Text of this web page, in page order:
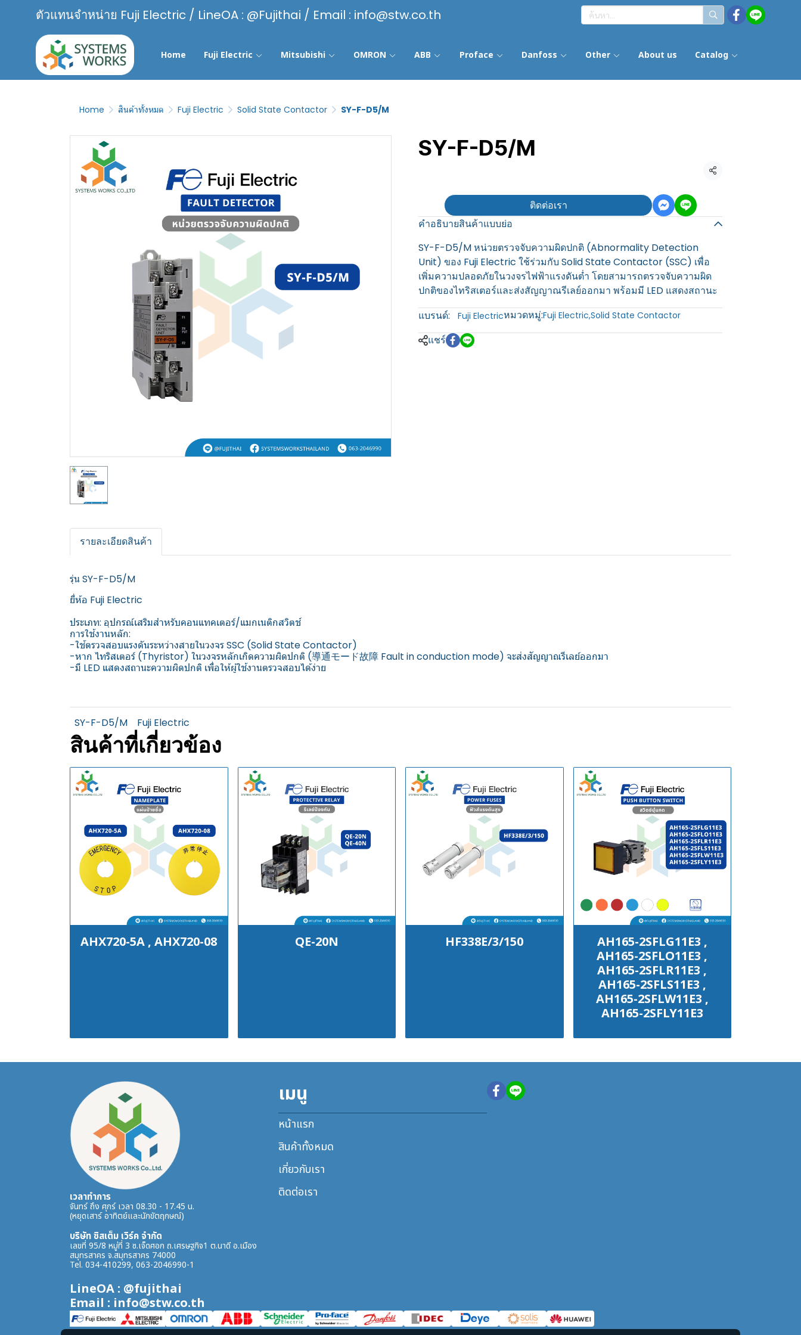
ตัวแทนจำหน่าย Fuji Electric / LineOA : @Fujithai / Email : info@stw.co.th
Home Fuji Electric Mitsubishi OMRON ABB Proface Danfoss Other About us Catalog
Home สินค้าทั้งหมด Fuji Electric Solid State Contactor SY-F-D5/M
SY-F-D5/M
แชร์
ติดต่อเรา
คำอธิบายสินค้าแบบย่อ
SY-F-D5/M หน่วยตรวจจับความผิดปกติ (Abnormality Detection
Unit) ของ Fuji Electric ใช้ร่วมกับ Solid State Contactor (SSC) เพื่อ
เพิ่มความปลอดภัยในวงจรไฟฟ้าแรงดันต่ำ โดยสามารถตรวจจับความผิด
ปกติของไทริสเตอร์และส่งสัญญาณรีเลย์ออกมา พร้อมมี LED แสดงสถานะ
แบรนด์:
Fuji Electricหมวดหมู่:Fuji Electric,Solid State Contactor
แชร์
รายละเอียดสินค้า
รุ่น SY-F-D5/M
ยี่ห้อ Fuji Electric
ประเภท: อุปกรณ์เสริมสำหรับคอนแทคเตอร์/แมกเนติกสวิตช์
การใช้งานหลัก:
-ใช้ตรวจสอบแรงดันระหว่างสายในวงจร SSC (Solid State Contactor)
-หาก ไทริสเตอร์ (Thyristor) ในวงจรหลักเกิดความผิดปกติ (導通モード故障 Fault in conduction mode) จะส่งสัญญาณรีเลย์ออกมา
-มี LED แสดงสถานะความผิดปกติ เพื่อให้ผู้ใช้งานตรวจสอบได้ง่าย
SY-F-D5/M Fuji Electric
สินค้าที่เกี่ยวข้อง
AHX720-5A , AHX720-08 QE-20N HF338E/3/150
AH165-2SFLG11E3 ,
AH165-2SFLO11E3 ,
AH165-2SFLR11E3 ,
AH165-2SFLS11E3 ,
AH165-2SFLW11E3 ,
AH165-2SFLY11E3
เวลาทำการ
จันทร์ ถึง ศุกร์ เวลา 08.30 - 17.45 น.
(หยุดเสาร์ อาทิตย์และนักขัตฤกษณ์)
บริษัท ซิสเต็ม เวิร์ค จำกัด
เลขที่ 95/8 หมู่ที่ 3 ซ.เจ็ดศอก ถ.เศรษฐกิจ1 ต.นาดี อ.เมือง
สมุทรสาคร จ.สมุทรสาคร 74000
Tel. 034-410299, 063-2046990-1
LineOA : @fujithai
Email : info@stw.co.th
เมนู
หน้าแรก
สินค้าทั้งหมด
เกี่ยวกับเรา
ติดต่อเรา